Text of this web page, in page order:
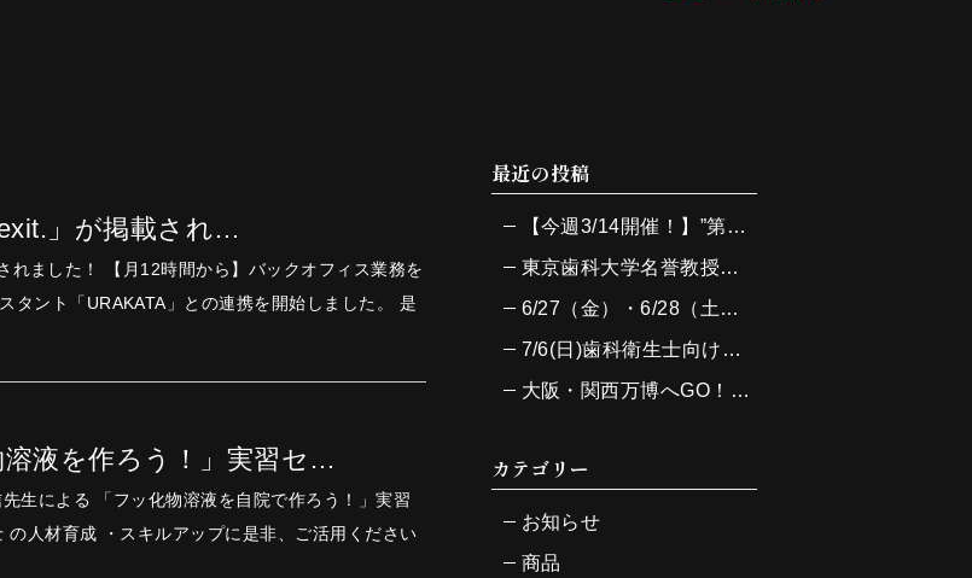
」が掲載され…
れました！ 【月12時間から】バックオフィス業務を
タント「URAKATA」との連携を開始しました。 是
液を作ろう！」実習セ…
生による 「フッ化物溶液を自院で作ろう！」実習
します！ 歯科衛生士 の人材育成 ・スキルアップに是非、ご活用ください
最近の投稿
【今週3/14開催！】”第4回ADJ祭”開催まで残り1週間となりました！
東京歯科大学名誉教授眞木吉信先生による 歯科衛生士向け実習セミナーを7/6（日）に開催しました！
6/27（金）・6/28（土）に大阪・関西万博にて特別イベントを開催し、大変多くの方々にご参加いただきました！
7/6(日)歯科衛生士向け実習セミナー開催！
大阪・関西万博へGO！6/28(土)10時～【東ゲート入ってすぐ】大阪ヘルスケアパビリオンにて主催のJ-SupportとADJが強力タッグで特別な1日を届けます！
カテゴリー
お知らせ
商品